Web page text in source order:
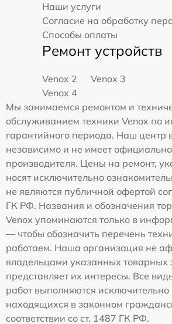
Наши услуги
Согласие на обработку
Способы оплаты
Ремонт устройств
Venox 2
Venox 3
Venox 4
Мы занимаемся ремонтом и
обслуживанием техники Venox по
гарантийного периода. Наш центр
независимо и не имеет
производителя. Цены на ремонт,
носят исключительно
не являются публичной офертой
ГК РФ. Названия и обозначения
Venox упоминаются только в
— чтобы обозначить перечень
работаем. Наша организация не
владельцами указанных товарных
представляет их интересы. Все
работ выполняются исключительно
находящихся в законном
соответствии со ст. 1487 ГК РФ.